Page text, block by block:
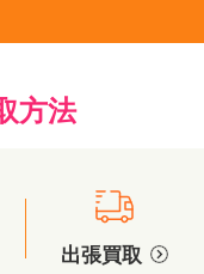
方法
出張買取